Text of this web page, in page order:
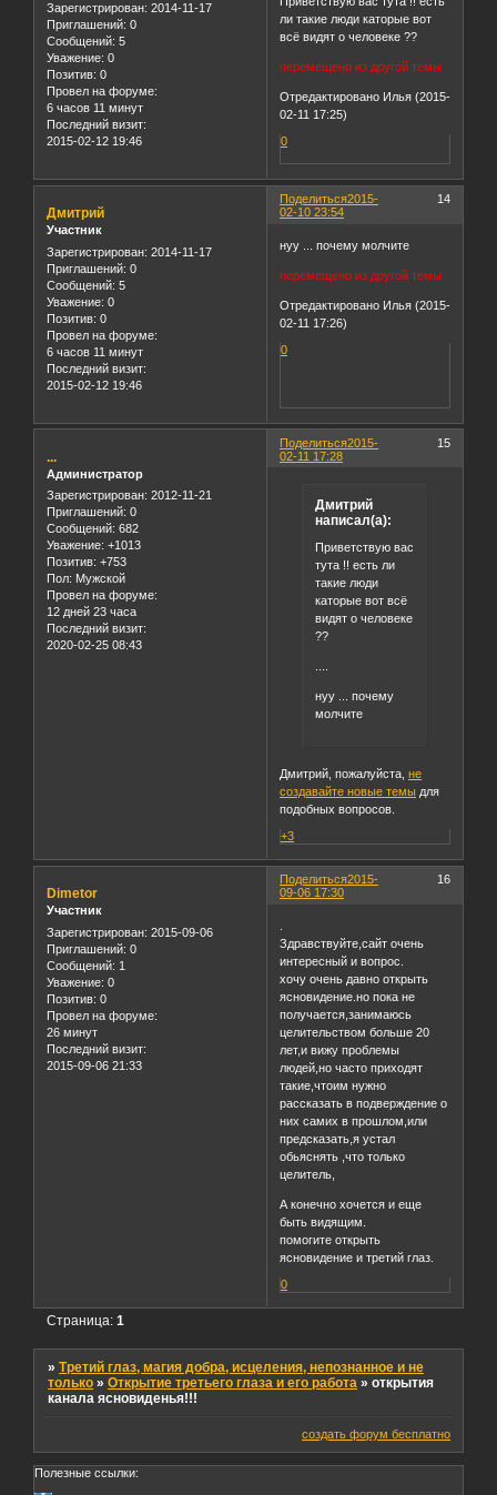
Зарегистрирован: 2014-11-17
Приглашений: 0
Сообщений: 5
Уважение: 0
Позитив: 0
Провел на форуме:
6 часов 11 минут
Последний визит:
2015-02-12 19:46
ли такие люди каторые вот
всё видят о человеке ??
перемещено из другой темы
Отредактировано Илья (2015-
02-11 17:25)
0
Поделиться 14
2015-
02-10 23:54
Дмитрий
Участник
Зарегистрирован: 2014-11-17
Приглашений: 0
Сообщений: 5
Уважение: 0
Позитив: 0
Провел на форуме:
6 часов 11 минут
Последний визит:
2015-02-12 19:46
нуу ... почему молчите
перемещено из другой темы
Отредактировано Илья (2015-
02-11 17:26)
0
Поделиться 15
2015-
02-11 17:28
...
Администратор
Зарегистрирован: 2012-11-21
Приглашений: 0
Сообщений: 682
Уважение: +1013
Позитив: +753
Пол: Мужской
Провел на форуме:
12 дней 23 часа
Последний визит:
2020-02-25 08:43
Дмитрий
написал(а):
Приветствую вас
тута !! есть ли
такие люди
каторые вот всё
видят о человеке
??
нуу ... почему
молчите
Дмитрий, пожалуйста,не
создавайте новые темы для
подобных вопросов.
+3
Поделиться 16
2015-
09-06 17:30
Dimetor
Участник
Зарегистрирован: 2015-09-06
Приглашений: 0
Сообщений: 1
Уважение: 0
Позитив: 0
Провел на форуме:
26 минут
Последний визит:
2015-09-06 21:33
Здравствуйте,сайт очень
интересный и вопрос.
хочу очень давно открыть
ясновидение.но пока не
получается,занимаюсь
целительством больше 20
лет,и вижу проблемы
людей,но часто приходят
такие,чтоим нужно
рассказать в подверждение о
них самих в прошлом,или
предсказать,я устал
обьяснять ,что только
целитель,
А конечно хочется и еще
быть видящим.
помогите открыть
ясновидение и третий глаз.
0
Страница:1
»Третий глаз, магия добра, исцеления, непознанное и не
только »Открытие третьего глаза и его работа »открытия
канала ясновиденья!!!
создать форум бесплатно
Полезные ссылки: